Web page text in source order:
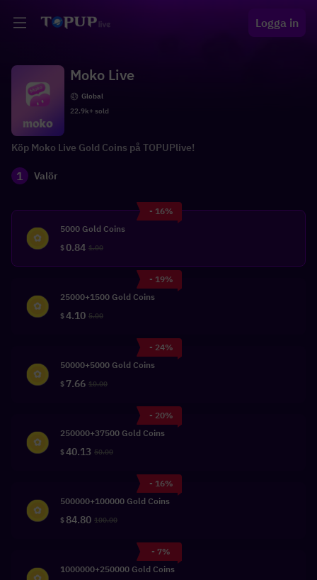
Logga in
Moko Live
Global
22.9k+ sold
Köp Moko Live Gold Coins på TOPUPlive!
1 Valör
- 16%
5000 Gold Coins
$0.84 1.00
- 19%
25000+1500 Gold Coins
$4.10 5.00
- 24%
50000+5000 Gold Coins
$ 7.66 10.00
- 20%
250000+37500 Gold Coins
$40.13 50.00
- 16%
500000+100000 Gold Coins
$ 84.80 100.00
- 7%
1000000+250000 Gold Coins